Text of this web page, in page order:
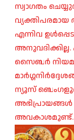
സ്വാഗതം
വ്യക്തിപരമായ
എന്നിവ
സൈബർ
ന്യൂസ്
അഭിപ്രായങ്ങൾ
അവകാശമുണ്ട്.